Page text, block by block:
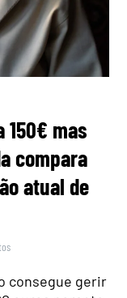
150€ mas
compara
atual de
consegue gerir